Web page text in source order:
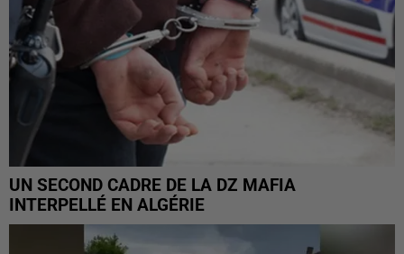
UN SECOND CADRE DE LA DZ MAFIA
INTERPELLÉ EN ALGÉRIE